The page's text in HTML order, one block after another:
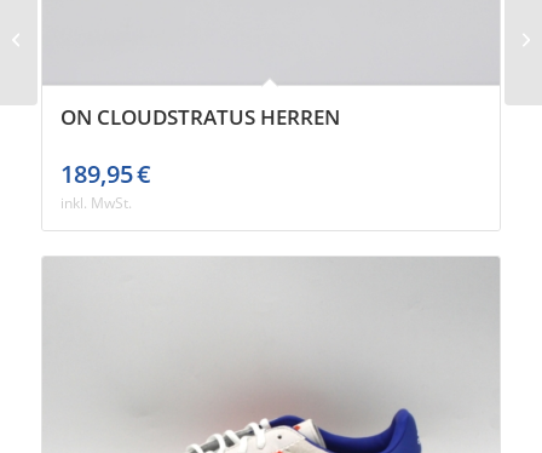
ON CLOUDSTRATUS HERREN
189,95€
inkl. MwSt.